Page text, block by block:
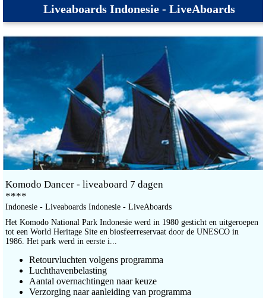
Liveaboards Indonesie - LiveAboards
Komodo Dancer - liveaboard 7 dagen
****
Indonesie - Liveaboards Indonesie - LiveAboards
Het Komodo National Park Indonesie werd in 1980 gesticht en uitgeroepen
tot een World Heritage Site en biosfeerreservaat door de UNESCO in
1986. Het park werd in eerste i...
Retourvluchten volgens programma
Luchthavenbelasting
Aantal overnachtingen naar keuze
Verzorging naar aanleiding van programma